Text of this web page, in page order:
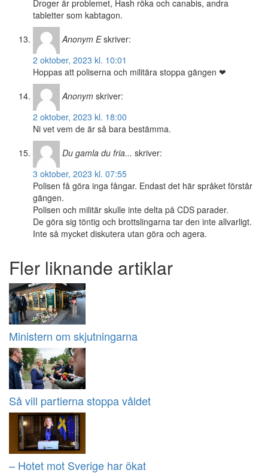
Droger är problemet, Hash röka och canabis, andra
tabletter som kabtagon.
Anonym E skriver:
2 oktober, 2023 kl. 10:01
Hoppas att poliserna och militära stoppa gängen ❤
Anonym skriver:
2 oktober, 2023 kl. 18:00
Ni vet vem de är så bara bestämma.
Du gamla du fria... skriver:
3 oktober, 2023 kl. 07:55
Polisen få göra inga fångar. Endast det här språket förstår
gängen.
Polisen och militär skulle inte delta på CDS parader.
De göra sig töntig och brottslingarna tar den inte allvarligt.
Inte så mycket diskutera utan göra och agera.
Fler liknande artiklar
Ministern om skjutningarna
Så vill partierna stoppa våldet
– Hotet mot Sverige har ökat